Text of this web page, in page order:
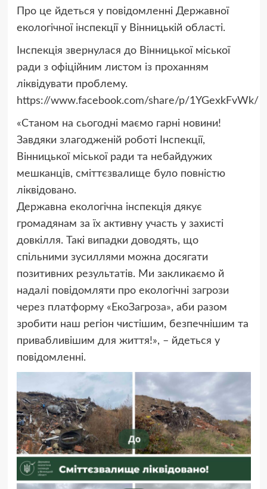
Про це йдеться у повідомленні Державної
екологічної інспекції у Вінницькій області.
Інспекція звернулася до Вінницької міської
ради з офіційним листом із проханням
ліквідувати проблему.
https://www.facebook.com/share/p/1YGexkFvWk/
«Станом на сьогодні маємо гарні новини!
Завдяки злагодженій роботі Інспекції,
Вінницької міської ради та небайдужих
мешканців, сміттєзвалище було повністю
ліквідовано.
Державна екологічна інспекція дякує
громадянам за їх активну участь у захисті
довкілля. Такі випадки доводять, що
спільними зусиллями можна досягати
позитивних результатів. Ми закликаємо й
надалі повідомляти про екологічні загрози
через платформу «ЕкоЗагроза», аби разом
зробити наш регіон чистішим, безпечнішим та
привабливішим для життя!», – йдеться у
повідомленні.